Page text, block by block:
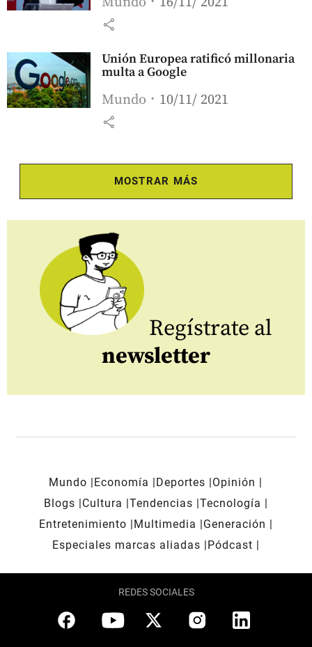
share
Unión Europea ratificó millonaria
multa a Google
Mundo 10/11/ 2021
share
MOSTRAR MÁS
Regístrate al
newsletter
Mundo Economía Deportes
Opinión
Blogs
Cultura Tendencias Tecnología
Entretenimiento
Multimedia
Generación
Especiales marcas aliadas
Pódcast
REDES SOCIALES